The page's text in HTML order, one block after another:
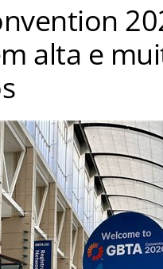
alta e
do maior evento do
3 dias